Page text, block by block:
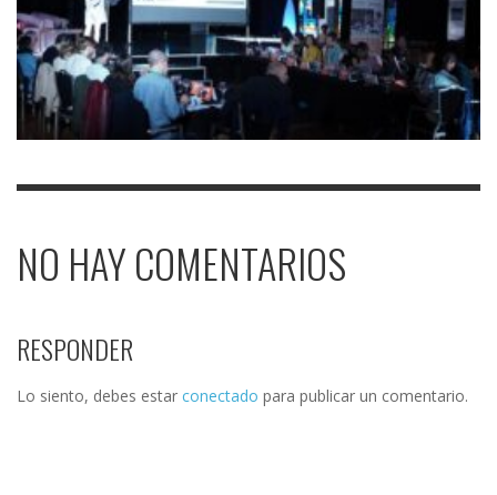
NO HAY COMENTARIOS
RESPONDER
Lo siento, debes estar conectado para publicar un comentario.